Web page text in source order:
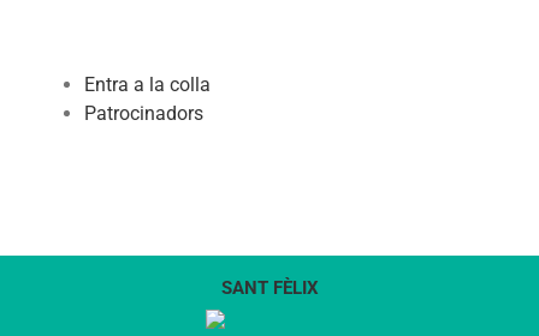
Entra a la colla
Patrocinadors
SANT FÈLIX